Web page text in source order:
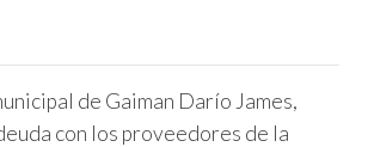
de Gaiman Darío James,
con los proveedores de la